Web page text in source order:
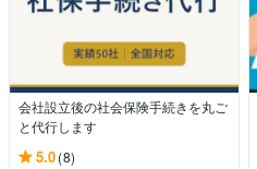
会社設立後の社会保険手続きを丸ご
と代行します
5.0(8)